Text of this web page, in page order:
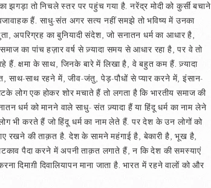
झगड़ा तो निचले स्तर पर पहुंच गया है. नरेंद्र मोदी को कुर्सी बचाने
हैं. साधु-संत अगर सत्य नहीं समझे तो भविष्य में उनका
अपरिग्रह का बुनियादी संदेश, जो सनातन धर्म का आधार है,
का पांच हज़ार वर्ष से ज़्यादा समय से आधार रहा है, पर वे तो
हैं. क्षमा के साथ, जिनके बारे में लिखा है, वे बहुत कम हैं. ज़्यादा
साथ-साथ रहने में, जीव-जंतु, पेड़-पौधों से प्यार करने में, इंसान-
एक होकर शोर मचाते हैं तो लगता है कि भारतीय समाज की
धर्म को मानने वाले साधु- संत ज़्यादा हैं या हिंदू धर्म का नाम लेने
भी करते हैं जो हिंदू धर्म का नाम लेते हैं. पर देश के उन लोगों को
रखने की ताक़त है. देश के सामने महंगाई है, बेकारी है, भूख है,
पैदा करने में अपनी ताक़त लगाते हैं, न कि देश की समस्याएं
दिवालियापन माना जाता है. भारत में रहने वालों को और